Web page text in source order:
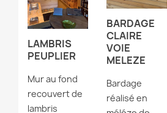
LAMBRIS
PEUPLIER
Mur au fond
recouvert de
lambris
BARDAGE
CLAIRE
VOIE
MELEZE
Bardage
réalisé en